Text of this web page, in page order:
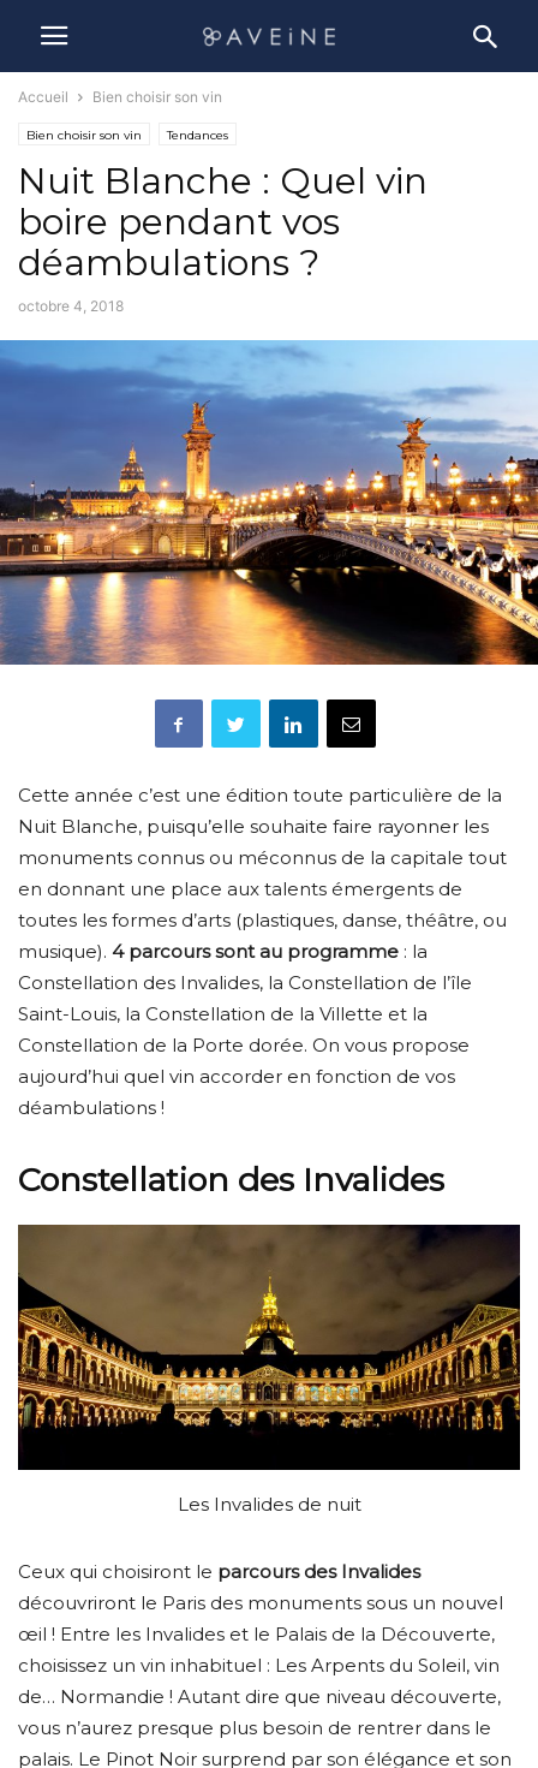
Accueil Bien choisir son vin
Bien choisir son vin Tendances
Nuit Blanche : Quel vin
boire pendant vos
déambulations ?
octobre 4, 2018
Cette année c’est une édition toute particulière de la
Nuit Blanche, puisqu’elle souhaite faire rayonner les
monuments connus ou méconnus de la capitale tout
en donnant une place aux talents émergents de
toutes les formes d’arts (plastiques, danse, théâtre, ou
musique). 4 parcours sont au programme : la
Constellation des Invalides, la Constellation de l’île
Saint-Louis, la Constellation de la Villette et la
Constellation de la Porte dorée. On vous propose
aujourd’hui quel vin accorder en fonction de vos
déambulations !
Constellation des Invalides
Les Invalides de nuit
Ceux qui choisiront le parcours des Invalides
découvriront le Paris des monuments sous un nouvel
œil ! Entre les Invalides et le Palais de la Découverte,
choisissez un vin inhabituel : Les Arpents du Soleil, vin
de… Normandie ! Autant dire que niveau découverte,
vous n’aurez presque plus besoin de rentrer dans le
palais. Le Pinot Noir surprend par son élégance et son